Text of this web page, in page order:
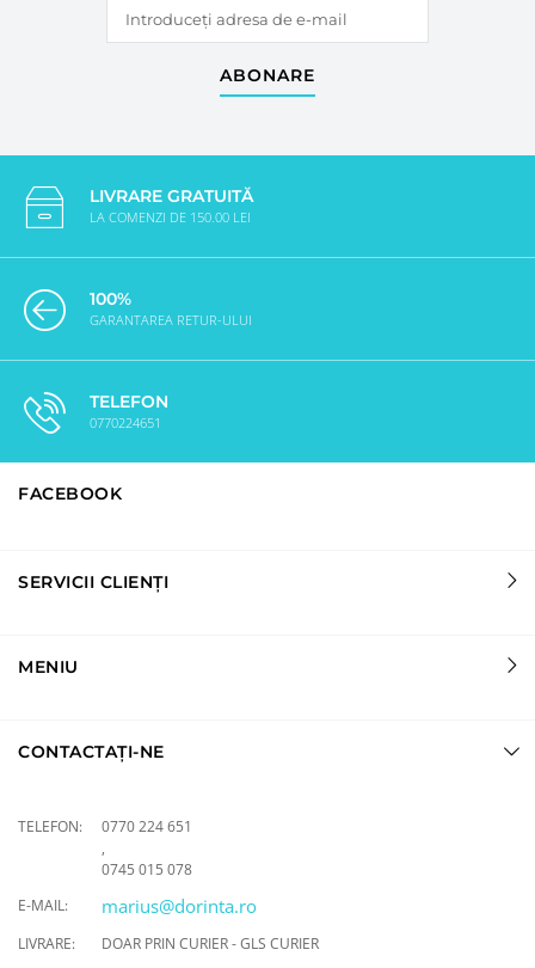
ABONARE
LIVRARE GRATUITĂ
LA COMENZI DE 150.00 LEI
100%
GARANTAREA RETUR-ULUI
TELEFON
0770224651
FACEBOOK
SERVICII CLIENȚI
MENIU
CONTACTAȚI-NE
TELEFON:
0770 224 651
,
0745 015 078
E-MAIL:
marius@dorinta.ro
LIVRARE: DOAR PRIN CURIER - GLS CURIER